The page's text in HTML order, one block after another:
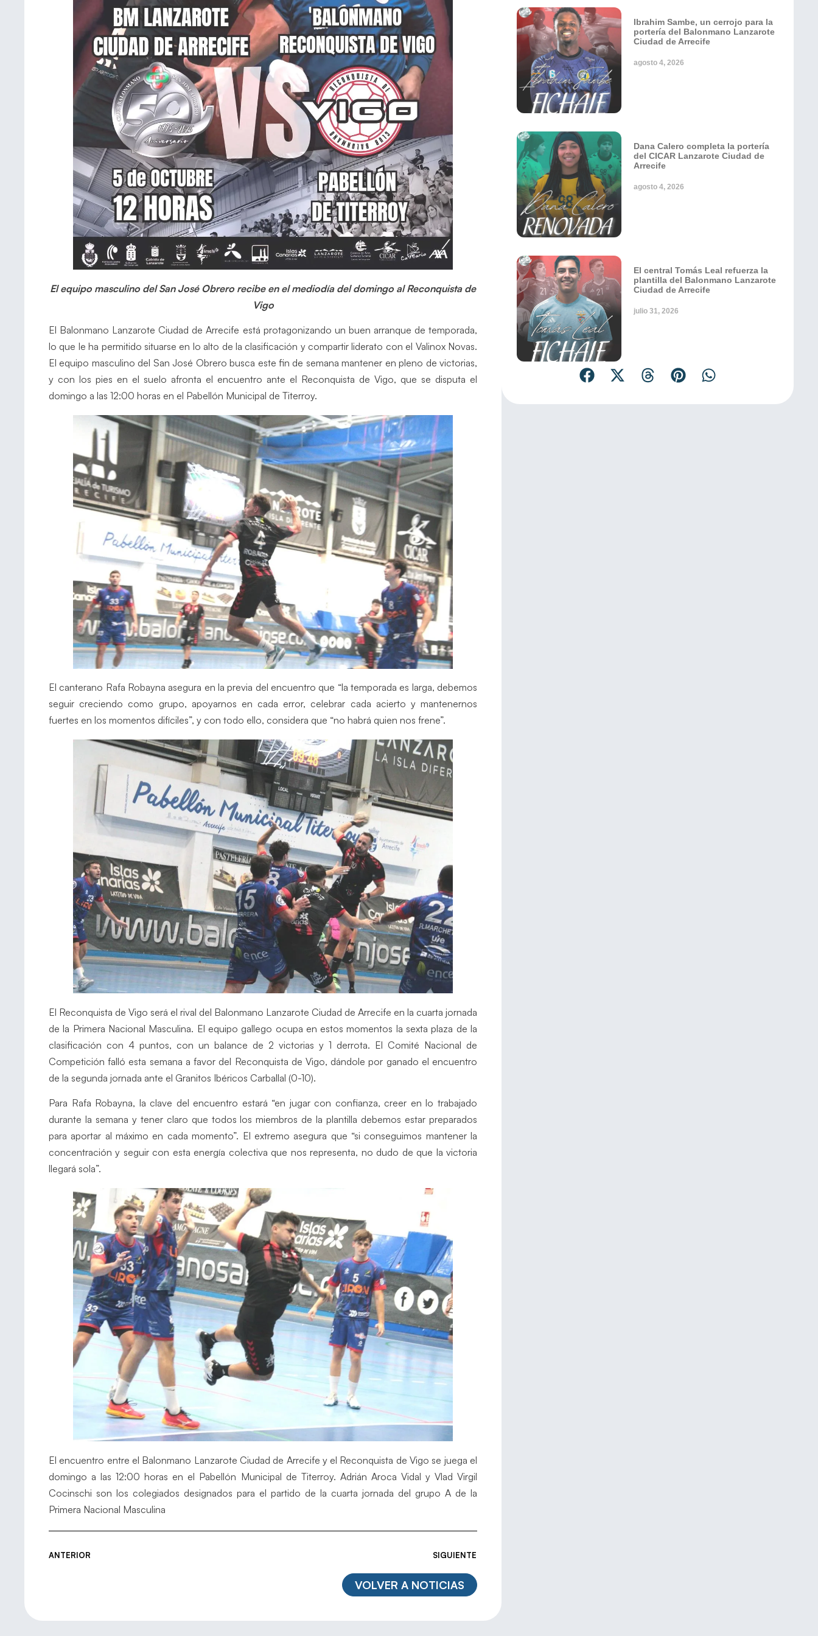
El equipo masculino del San José Obrero recibe en el mediodía del domingo al Reconquista de
Vigo
El Balonmano Lanzarote Ciudad de Arrecife está protagonizando un buen arranque de temporada,
lo que le ha permitido situarse en lo alto de la clasificación y compartir liderato con el Valinox Novas.
El equipo masculino del San José Obrero busca este fin de semana mantener en pleno de victorias,
y con los pies en el suelo afronta el encuentro ante el Reconquista de Vigo, que se disputa el
domingo a las 12:00 horas en el Pabellón Municipal de Titerroy.
El canterano Rafa Robayna asegura en la previa del encuentro que “la temporada es larga, debemos
seguir creciendo como grupo, apoyarnos en cada error, celebrar cada acierto y mantenernos
fuertes en los momentos difíciles”, y con todo ello, considera que “no habrá quien nos frene”.
El Reconquista de Vigo será el rival del Balonmano Lanzarote Ciudad de Arrecife en la cuarta jornada
de la Primera Nacional Masculina. El equipo gallego ocupa en estos momentos la sexta plaza de la
clasificación con 4 puntos, con un balance de 2 victorias y 1 derrota. El Comité Nacional de
Competición falló esta semana a favor del Reconquista de Vigo, dándole por ganado el encuentro
de la segunda jornada ante el Granitos Ibéricos Carballal (0-10).
Para Rafa Robayna, la clave del encuentro estará “en jugar con confianza, creer en lo trabajado
durante la semana y tener claro que todos los miembros de la plantilla debemos estar preparados
para aportar al máximo en cada momento”. El extremo asegura que “si conseguimos mantener la
concentración y seguir con esta energía colectiva que nos representa, no dudo de que la victoria
llegará sola”.
El encuentro entre el Balonmano Lanzarote Ciudad de Arrecife y el Reconquista de Vigo se juega el
domingo a las 12:00 horas en el Pabellón Municipal de Titerroy. Adrián Aroca Vidal y Vlad Virgil
Cocinschi son los colegiados designados para el partido de la cuarta jornada del grupo A de la
Primera Nacional Masculina
ANTERIOR SIGUIENTE
VOLVER A NOTICIAS
Ibrahim Sambe, un cerrojo para la
portería del Balonmano Lanzarote
Ciudad de Arrecife
agosto 4, 2026
Dana Calero completa la portería
del CICAR Lanzarote Ciudad de
Arrecife
agosto 4, 2026
El central Tomás Leal refuerza la
plantilla del Balonmano Lanzarote
Ciudad de Arrecife
julio 31, 2026